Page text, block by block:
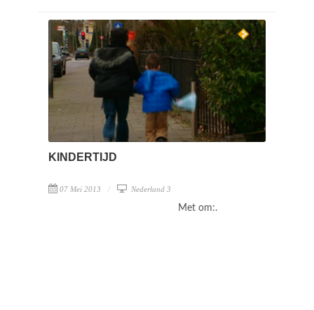
KINDERTIJD
07 Mei 2013 Nederland 3
Met om:.